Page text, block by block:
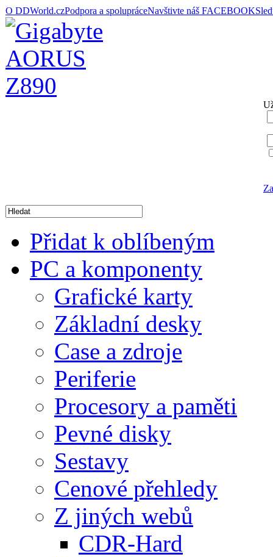
O DDWorld.czPodpora a spolupráceNavštivte náš FACEBOOK
Přidat k oblíbeným
PC a komponenty
Grafické karty
Základní desky
Case a zdroje
Periferie
Procesory a paměti
Pevné disky
Sestavy
Cenové přehledy
Z jiných webů
CDR-Hard